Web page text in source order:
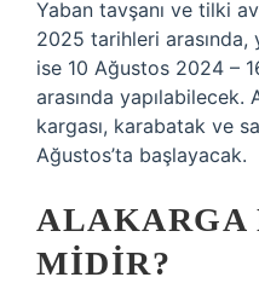
Yaban tavşanı ve tilki
2025 tarihleri ​​arasında,
ise 10 Ağustos 2024 –
arasında
kargası, karabatak ve
Ağustos’ta başlayacak.
ALAKARGA
MIDIR?